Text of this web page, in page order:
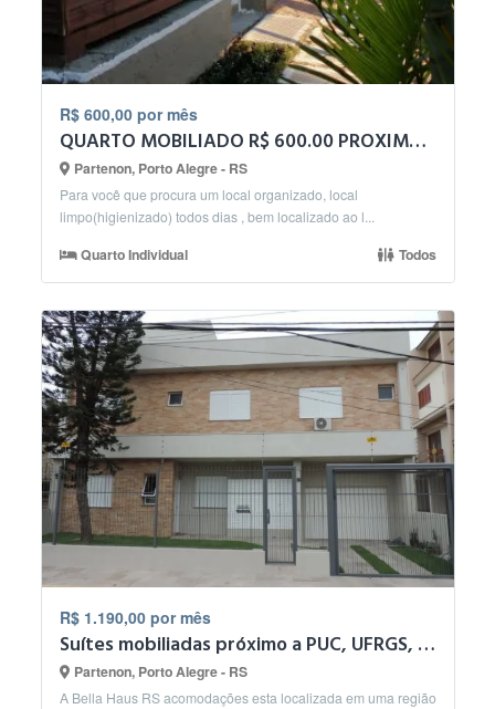
R$ 600,00 por mês
QUARTO MOBILIADO R$ 600.00 PROXIMO UFRGS,UERGS ,ACISP..
Partenon, Porto Alegre - RS
Para você que procura um local organizado, local
limpo(higienizado) todos dias , bem localizado ao l...
Quarto Individual Todos
R$ 1.190,00 por mês
Suítes mobiliadas próximo a PUC, UFRGS, ACISP, RENNER
Partenon, Porto Alegre - RS
A Bella Haus RS acomodações esta localizada em uma região